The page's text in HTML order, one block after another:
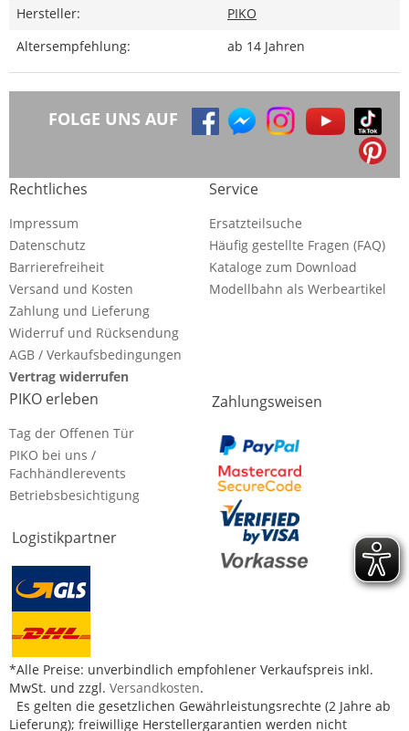
Hersteller:
PIKO
Altersempfehlung:
ab 14 Jahren
FOLGE UNS AUF
Rechtliches
Impressum
Datenschutz
Barrierefreiheit
Versand und Kosten
Zahlung und Lieferung
Widerruf und Rücksendung
AGB / Verkaufsbedingungen
Vertrag widerrufen
Service
Ersatzteilsuche
Häufig gestellte Fragen (FAQ)
Kataloge zum Download
Modellbahn als Werbeartikel
PIKO erleben
Tag der Offenen Tür
PIKO bei uns /
Fachhändlerevents
Betriebsbesichtigung
Logistikpartner
Zahlungsweisen
*Alle Preise: unverbindlich empfohlener Verkaufspreis inkl.
MwSt. und zzgl. Versandkosten.
Es gelten die gesetzlichen Gewährleistungsrechte (2 Jahre ab
Lieferung); freiwillige Herstellergarantien werden nicht